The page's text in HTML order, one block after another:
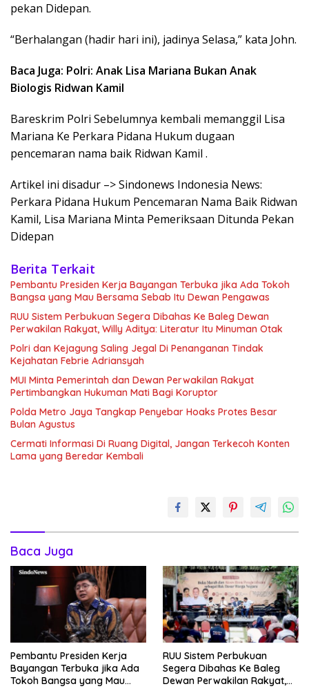
pekan Didepan.
“Berhalangan (hadir hari ini), jadinya Selasa,” kata John.
Baca Juga: Polri: Anak Lisa Mariana Bukan Anak
Biologis Ridwan Kamil
Bareskrim Polri Sebelumnya kembali memanggil Lisa
Mariana Ke Perkara Pidana Hukum dugaan
pencemaran nama baik Ridwan Kamil .
Artikel ini disadur –> Sindonews Indonesia News:
Perkara Pidana Hukum Pencemaran Nama Baik Ridwan
Kamil, Lisa Mariana Minta Pemeriksaan Ditunda Pekan
Didepan
Berita Terkait
Pembantu Presiden Kerja Bayangan Terbuka jika Ada Tokoh
Bangsa yang Mau Bersama Sebab Itu Dewan Pengawas
RUU Sistem Perbukuan Segera Dibahas Ke Baleg Dewan
Perwakilan Rakyat, Willy Aditya: Literatur Itu Minuman Otak
Polri dan Kejagung Saling Jegal Di Penanganan Tindak
Kejahatan Febrie Adriansyah
MUI Minta Pemerintah dan Dewan Perwakilan Rakyat
Pertimbangkan Hukuman Mati Bagi Koruptor
Polda Metro Jaya Tangkap Penyebar Hoaks Protes Besar
Bulan Agustus
Cermati Informasi Di Ruang Digital, Jangan Terkecoh Konten
Lama yang Beredar Kembali
Baca Juga
Pembantu Presiden Kerja
Bayangan Terbuka jika Ada
Tokoh Bangsa yang Mau
RUU Sistem Perbukuan
Segera Dibahas Ke Baleg
Dewan Perwakilan Rakyat,